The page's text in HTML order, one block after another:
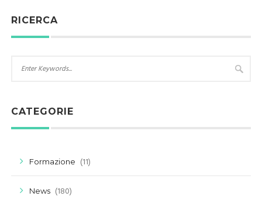
RICERCA
CATEGORIE
Formazione (11)
News (180)